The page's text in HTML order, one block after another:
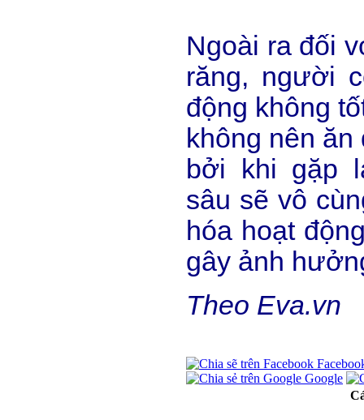
Ngoài ra đối
răng, người
động không
không nên
bởi khi gặp
sâu sẽ vô
hóa hoạt
gây ảnh
Theo Eva.vn
Google